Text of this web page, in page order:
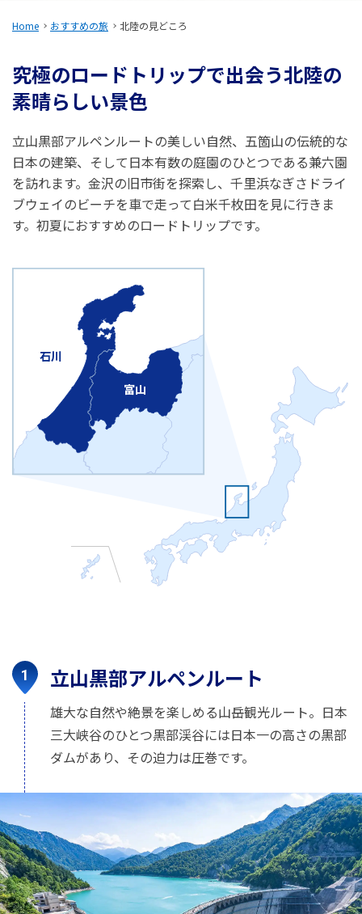
Home おすすめの旅 北陸の見どころ
究極のロードトリップで出会う北陸の
素晴らしい景色
立山黒部アルペンルートの美しい自然、五箇山の伝統的な
日本の建築、そして日本有数の庭園のひとつである兼六園
を訪れます。金沢の旧市街を探索し、千里浜なぎさドライ
ブウェイのビーチを車で走って白米千枚田を見に行きま
す。初夏におすすめのロードトリップです。
石川
富山
立山黒部アルペンルート
雄大な自然や絶景を楽しめる山岳観光ルート。日本
三大峡谷のひとつ黒部渓谷には日本一の高さの黒部
ダムがあり、その迫力は圧巻です。